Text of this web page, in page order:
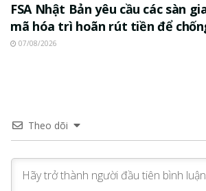
FSA Nhật Bản yêu cầu các sàn
mã hóa trì hoãn rút tiền để
07/08/2026
Theo dõi